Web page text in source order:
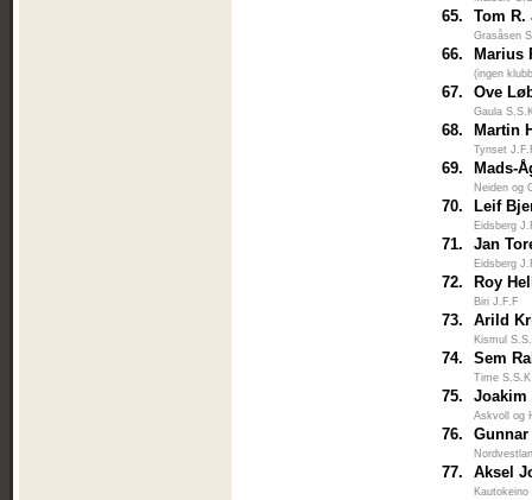
65. Tom R.
Grasåsen
66. Marius
(ingen
67. Ove
Gaula
68. Martin
Tynset
69. Mads-
Neiden og
70. Leif
Eidsberg
71. Jan
Eidsberg
72. Roy
Biri J.F.F
73. Arild
Kismul
74. Sem
Time S.S.K
75. Joakim
Askvoll og
76.
77. Aksel